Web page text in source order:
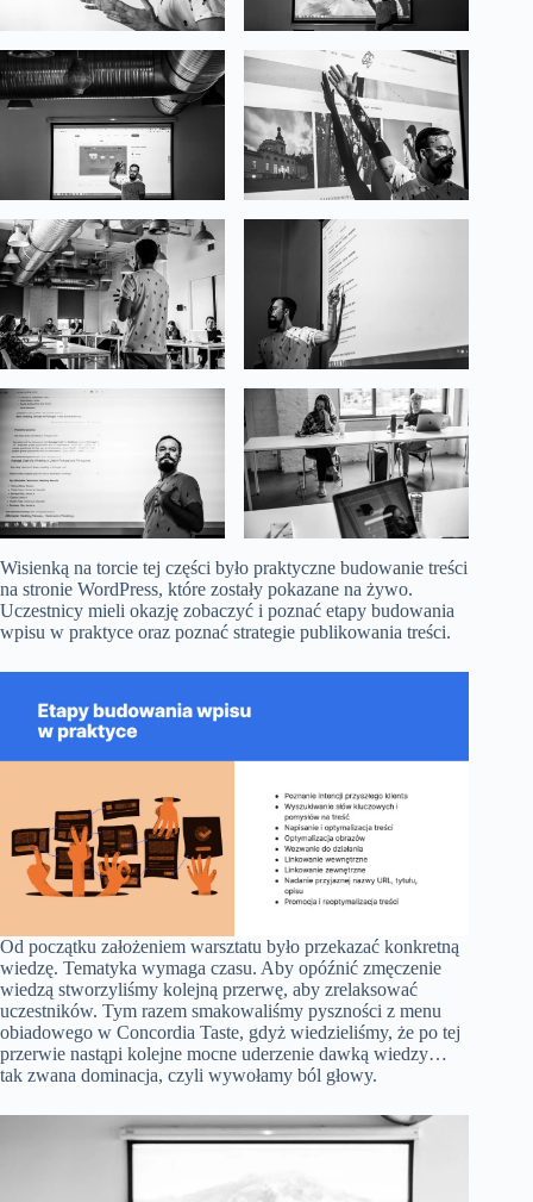
Wisienką na torcie tej części było praktyczne budowanie treści
na stronie WordPress, które zostały pokazane na żywo.
Uczestnicy mieli okazję zobaczyć i poznać etapy budowania
wpisu w praktyce oraz poznać strategie publikowania treści.
Od początku założeniem warsztatu było przekazać konkretną
wiedzę. Tematyka wymaga czasu. Aby opóźnić zmęczenie
wiedzą stworzyliśmy kolejną przerwę, aby zrelaksować
uczestników. Tym razem smakowaliśmy pyszności z menu
obiadowego w Concordia Taste, gdyż wiedzieliśmy, że po tej
przerwie nastąpi kolejne mocne uderzenie dawką wiedzy…
tak zwana dominacja, czyli wywołamy ból głowy.